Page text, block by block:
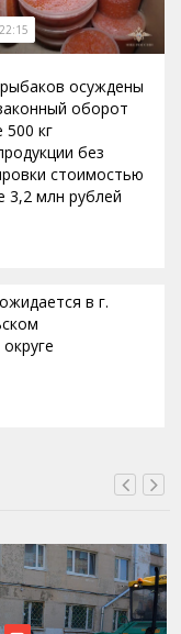
осуждены
оборот
500 кг
без
стоимостью
3,2 млн рублей
в г.